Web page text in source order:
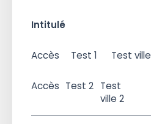
Intitulé
Accès
Test 1 Test ville
Accès Test 2 Test
ville 2